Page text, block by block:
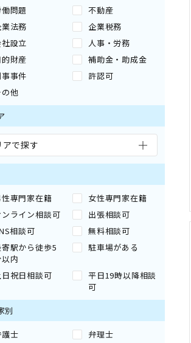
問題
不動産
業法務
企業税務
設立
人事・労務
財産
補助金・助成金
事件
許認可
の他
アで探す
性専門家在籍
女性専門家在籍
ンライン相談可
出張相談可
相談可
無料相談可
駅から徒歩5
内
駐車場がある
祝日相談可
平日19時以降相談
可
別
護士
弁理士